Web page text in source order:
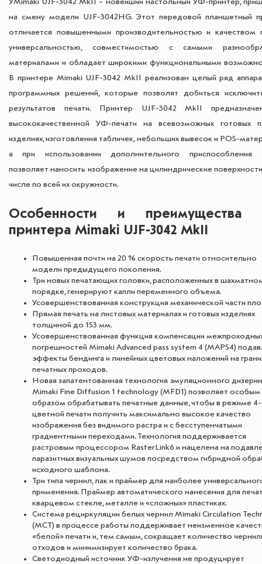
УMimaki UJF-3042 MkII – новейший настольный УФ-принтер,
на смену модели UJF-3042HG. Этот передовой планшетный
отличается повышенными производительностью и качеством
универсальностью, совместимостью с самыми
материалами и обладает широкими функциональными
В принтере Mimaki UJF-3042 MkII реализован целый ряд
программных решений, которые позволят добиться
результатов печати. Принтер UJF-3042 MkII
высококачественной УФ-печати на всевозможных готовых
изделиях, изготовления табличек, небольших вывесок и POS-
а при использовании дополнительного приспособления
позволяет наносить изображение на цилиндрические
числе по всей их окружности.
Особенности и преимущества
принтера Mimaki UJF-3042 MkII
Повышенная почти на 20 % скорость печати относительно
модели предыдущего поколения.
Три новых печатающих головки, расположенных в
порядке, генерируют капли переменного объема.
Усовершенствованная конструкция механической части
Прямая печать на листовых материалах и готовых изделиях
толщиной до 153 мм.
Усовершенствованная функция компенсации
погрешностей Mimaki Advanced pass system 4 (MAPS4)
эффекты бендинга и линейных цветовых наложений на
печатных проходов.
Новая запатентованная технология эмуляционного
Mimaki Fine Diffusion 1 technology (MFD1) позволяет особым
образом обрабатывать печатные данные, чтобы в режиме 4-
цветной печати получить максимально высокое качество
изображения без видимого растра и с бесступенчатыми
градиентными переходами. Технология поддерживается
растровым процессором RasterLink6 и нацелена на
паразитных визуальных шумов посредством гибридной
исходного шаблона.
Три типа чернил, лак и праймер для наиболее
применения. Праймер автоматического нанесения для
кварцевом стекле, металле и «сложных» пластиках.
Система рециркуляции белых чернил Mimaki Circulation
(MCT) в процессе работы поддерживает неизменное
«белой» печати и, тем самым, сокращает количество
отходов и минимизирует количество брака.
Светодиодный источник УФ-излучения не продуцирует